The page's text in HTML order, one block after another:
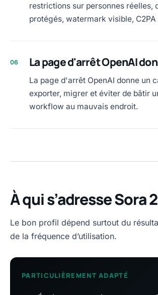
restrictions sur personnes réelles,
protégés, watermark visible,
06 La page d'arrêt OpenAI
La page d'arrêt OpenAI donne un
exporter, migrer et éviter de bâtir
workflow au mauvais endroit.
À qui s’adresse Sora
Le bon profil dépend surtout du
de la fréquence d’utilisation.
PARTICULIÈREMENT ADAPTÉ